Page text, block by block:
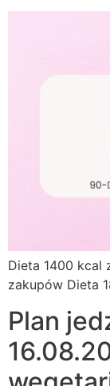
Dieta 1400 kcal
zakupów Dieta
Plan